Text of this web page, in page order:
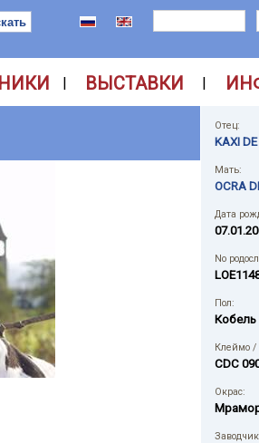
| ВЫСТАВКИ |
Отец:
KAXI
Мать:
OCRA
Дата
No
Пол:
Кобель
Клеймо
CDC
Окрас: